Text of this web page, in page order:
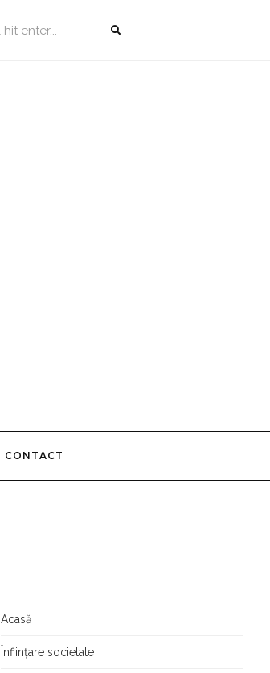
CONTACT
Acasă
Înființare societate